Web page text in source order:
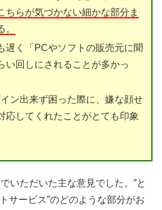
ちらが気づかない細かな部分ま
遅く「PCやソフトの販売元に聞
い回しにされることが多かっ
ン出来ず困った際に、嫌な顔せ
応してくれたことがとても印象
いただいた主な意見でした。”と
サービス”のどのような部分がお